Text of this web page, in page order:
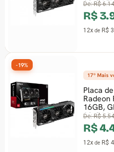
90-
De:R$
R$
12xdeR$
17º Mais
Placa
Radeon
16GB,
90-
De:R$
R$
12xdeR$
-19%